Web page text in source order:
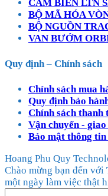
CẢM BIẾN LTN
BỘ MÃ HÓA
BỘ NGUỒN
VAN BƯỚM
Quy định – Chính sách
Chính sách mua
Quy định bảo
Chính sách thanh
Vận chuyển -
Bảo mật thông tin
Hoang Phu Quy
Chào mừng bạn đến với
một ngày làm việc thật